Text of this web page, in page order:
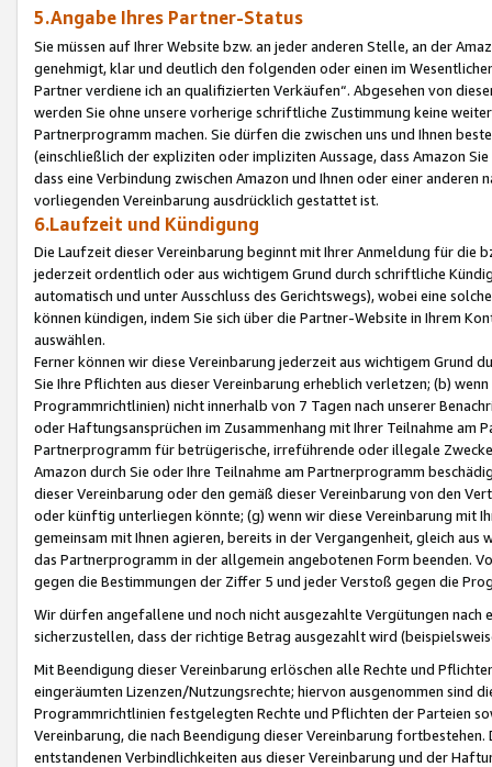
5.Angabe Ihres Partner-Status
Sie müssen auf Ihrer Website bzw. an jeder anderen Stelle, an der
genehmigt, klar und deutlich den folgenden oder einen im
Partner verdiene ich an qualifizierten Verkäufen“. Abgesehen von
werden Sie ohne unsere vorherige schriftliche Zustimmung keine
Partnerprogramm machen. Sie dürfen die zwischen uns und Ihnen
(einschließlich der expliziten oder impliziten Aussage, dass Amazon
dass eine Verbindung zwischen Amazon und Ihnen oder einer
vorliegenden Vereinbarung ausdrücklich gestattet ist.
6.Laufzeit und Kündigung
Die Laufzeit dieser Vereinbarung beginnt mit Ihrer Anmeldung für die
jederzeit ordentlich oder aus wichtigem Grund durch schriftliche
automatisch und unter Ausschluss des Gerichtswegs), wobei eine
können kündigen, indem Sie sich über die Partner-Website in Ihrem
auswählen.
Ferner können wir diese Vereinbarung jederzeit aus wichtigem Grund
Sie Ihre Pflichten aus dieser Vereinbarung erheblich verletzen; (b)
Programmrichtlinien) nicht innerhalb von 7 Tagen nach unserer
oder Haftungsansprüchen im Zusammenhang mit Ihrer Teilnahme am
Partnerprogramm für betrügerische, irreführende oder illegale
Amazon durch Sie oder Ihre Teilnahme am Partnerprogramm
dieser Vereinbarung oder den gemäß dieser Vereinbarung von den
oder künftig unterliegen könnte; (g) wenn wir diese Vereinbarung mit
gemeinsam mit Ihnen agieren, bereits in der Vergangenheit, gleich
das Partnerprogramm in der allgemein angebotenen Form beenden.
gegen die Bestimmungen der Ziffer 5 und jeder Verstoß gegen die
Wir dürfen angefallene und noch nicht ausgezahlte Vergütungen
sicherzustellen, dass der richtige Betrag ausgezahlt wird
Mit Beendigung dieser Vereinbarung erlöschen alle Rechte und
eingeräumten Lizenzen/Nutzungsrechte; hiervon ausgenommen sind
Programmrichtlinien festgelegten Rechte und Pflichten der Parteien
Vereinbarung, die nach Beendigung dieser Vereinbarung
entstandenen Verbindlichkeiten aus dieser Vereinbarung und der